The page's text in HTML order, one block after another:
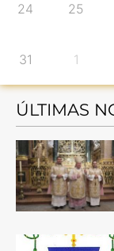
24 25
31 1
ÚLTIMAS